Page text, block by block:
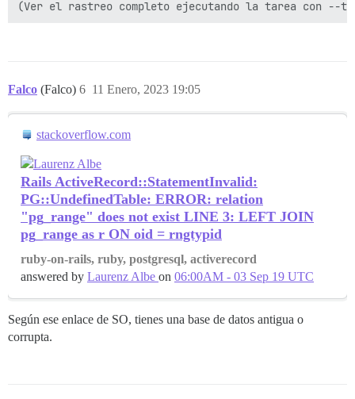
Falco (Falco) 11 Enero, 2023 19:05
6
stackoverflow.com
Rails ActiveRecord::StatementInvalid:
PG::UndefinedTable: ERROR: relation
"pg_range" does not exist LINE 3: LEFT JOIN
pg_range as r ON oid = rngtypid
ruby-on-rails, ruby, postgresql, activerecord
answered by Laurenz Albe on 06:00AM - 03 Sep 19 UTC
Según ese enlace de SO, tienes una base de datos antigua o
corrupta.